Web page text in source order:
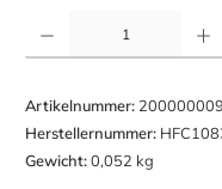
Produkt Anzahl: Gib den
Artikelnummer:
Herstellernummer:
Gewicht:0,052 kg